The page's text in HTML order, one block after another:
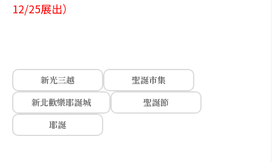
12/25展出）
新光三越
聖誕市集
新北歡樂耶誕城
聖誕節
耶誕